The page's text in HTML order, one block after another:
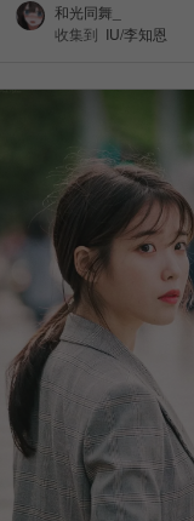
和光同舞_
收集到 IU/李知恩